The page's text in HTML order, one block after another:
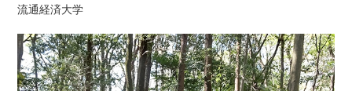
流通経済大学